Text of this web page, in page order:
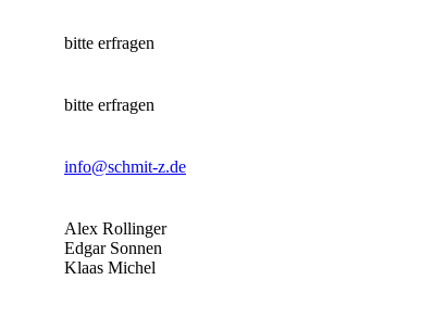
bitte erfragen
bitte erfragen
info@schmit-z.de
Alex Rollinger
Edgar Sonnen
Klaas Michel